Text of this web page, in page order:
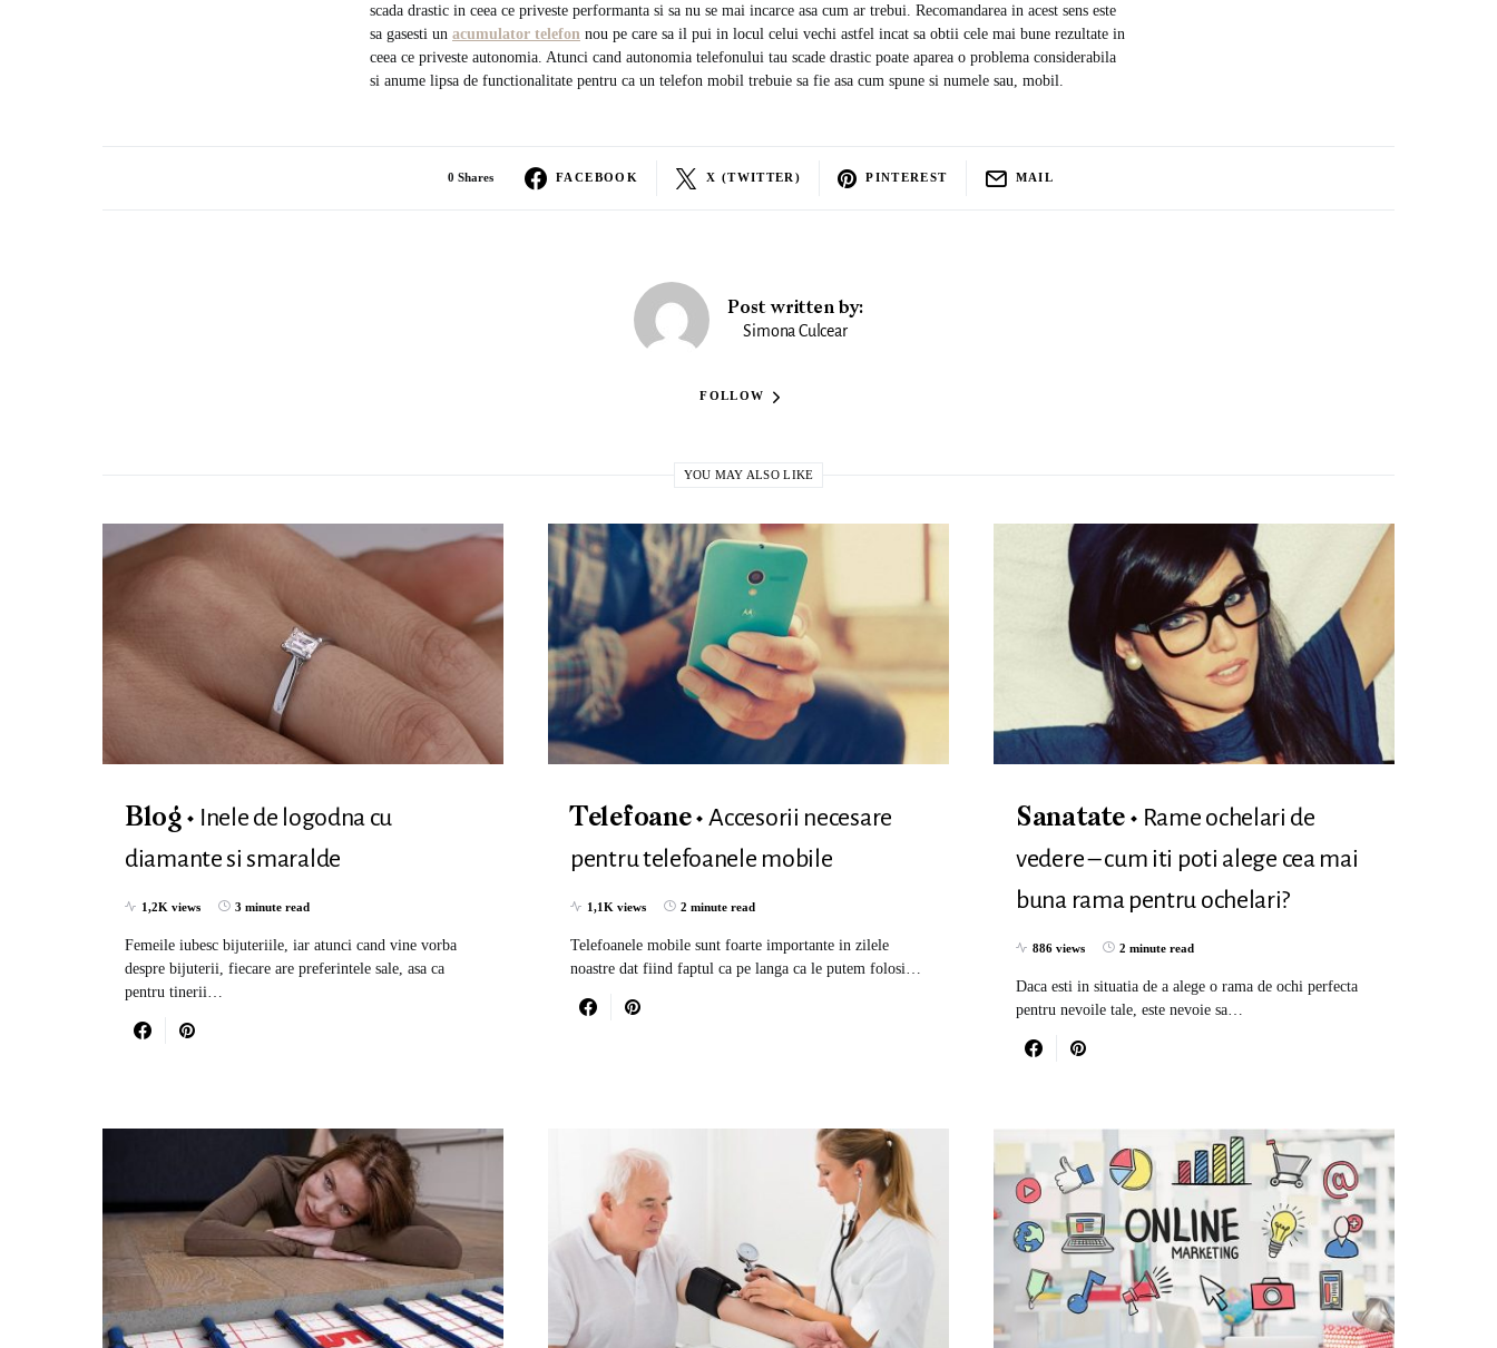
scada drastic in ceea ce priveste performanta si sa nu se mai incarce asa cum ar trebui. Recomandarea in acest sens este
sa gasesti un acumulator telefon nou pe care sa il pui in locul celui vechi astfel incat sa obtii cele mai bune rezultate in
ceea ce priveste autonomia. Atunci cand autonomia telefonului tau scade drastic poate aparea o problema considerabila
si anume lipsa de functionalitate pentru ca un telefon mobil trebuie sa fie asa cum spune si numele sau, mobil.
0 Shares FACEBOOK X (TWITTER) PINTEREST MAIL
Post written by:
Simona Culcear
FOLLOW
YOU MAY ALSO LIKE
Blog
Inele de logodna cu
diamante si smaralde
1,2K views 3 minute read
Femeile iubesc bijuteriile, iar atunci cand vine vorba
despre bijuterii, fiecare are preferintele sale, asa ca
pentru tinerii…
Telefoane
Accesorii necesare
pentru telefoanele mobile
1,1K views 2 minute read
Telefoanele mobile sunt foarte importante in zilele
noastre dat fiind faptul ca pe langa ca le putem folosi…
Sanatate
Rame ochelari de
vedere – cum iti poti alege cea mai
buna rama pentru ochelari?
886 views 2 minute read
Daca esti in situatia de a alege o rama de ochi perfecta
pentru nevoile tale, este nevoie sa…